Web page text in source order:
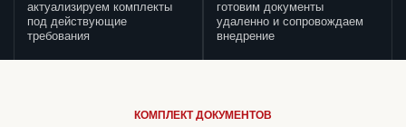
актуализируем комплекты
под действующие
требования
готовим документы
удаленно и сопровождаем
внедрение
КОМПЛЕКТ ДОКУМЕНТОВ